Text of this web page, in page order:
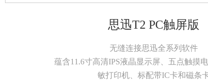
思迅T2 PC触屏版
无缝连接思迅全系列软件
蕴含11.6寸高清IPS液晶显示屏、五点触摸
敏打印机、标配带IC卡和磁条